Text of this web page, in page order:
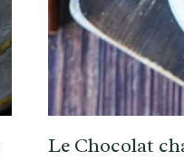
Le Chocolat